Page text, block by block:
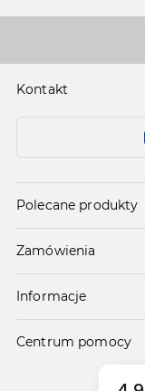
Kontakt
Polecane produkty
Zamówienia
Informacje
Centrum pomocy